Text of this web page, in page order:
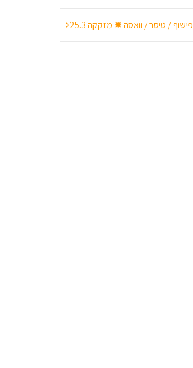
פישוף / טיסר / וואסה ✸ מזקקה 25.3